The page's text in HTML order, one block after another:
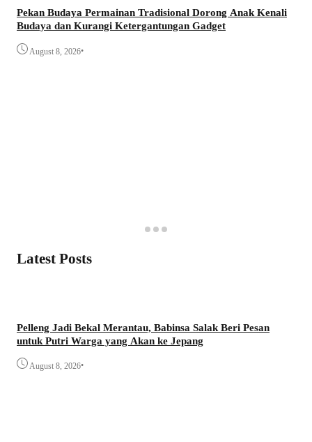
Pekan Budaya Permainan Tradisional Dorong Anak Kenali
Budaya dan Kurangi Ketergantungan Gadget
August 8, 2026•
Latest Posts
Pelleng Jadi Bekal Merantau, Babinsa Salak Beri Pesan
untuk Putri Warga yang Akan ke Jepang
August 8, 2026•